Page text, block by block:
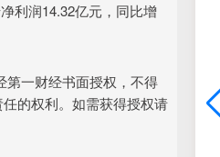
利润14.32亿元，同比增
第一财经书面授权，不得
的权利。如需获得授权请
-4.29 -0.38%